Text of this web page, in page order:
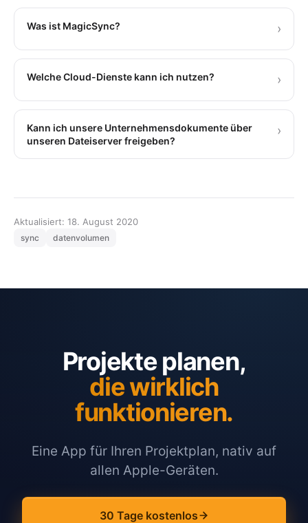
Was ist MagicSync? ›
Welche Cloud-Dienste kann ich nutzen? ›
Kann ich unsere Unternehmensdokumente über
unseren Dateiserver freigeben?
›
Aktualisiert: 18. August 2020
sync datenvolumen
Projekte planen,
die wirklich
funktionieren.
Eine App für Ihren Projektplan, nativ auf
allen Apple-Geräten.
30 Tage kostenlos